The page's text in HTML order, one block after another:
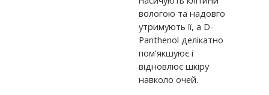
вологою та надовго
утримують її, а D-
Panthenol делікатно
пом’якшуює і
відновлює шкіру
навколо очей.